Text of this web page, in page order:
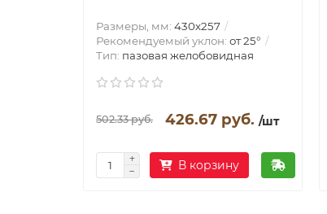
Размеры, мм: 430х257
Рекомендуемый уклон: от 25°
Тип: пазовая желобовидная
502.33 руб. 426.67 руб. /шт
В корзину